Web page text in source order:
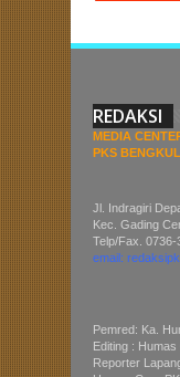
REDAKSI
MEDIA
PKS
Jl. Indragiri
Kec. Gading
Telp/Fax. 0736-
email:
Pemred: Ka.
Editing :
Reporter